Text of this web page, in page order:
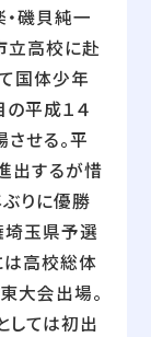
磯貝純一
立高校に赴
国体少年
平成１４
せる。平
出するが惜
ぶりに優勝
埼玉県予選
は高校総体
大会出場。
しては初出